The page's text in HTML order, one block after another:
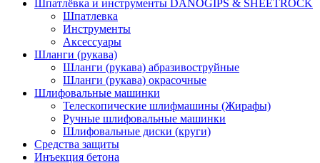
Шпатлёвка и инструменты DANOGIPS & SHEETROCK
Шпатлевка
Инструменты
Аксессуары
Шланги (рукава)
Шланги (рукава) абразивоструйные
Шланги (рукава) окрасочные
Шлифовальные машинки
Телескопические шлифмашины (Жирафы)
Ручные шлифовальные машинки
Шлифовальные диски (круги)
Средства защиты
Инъекция бетона